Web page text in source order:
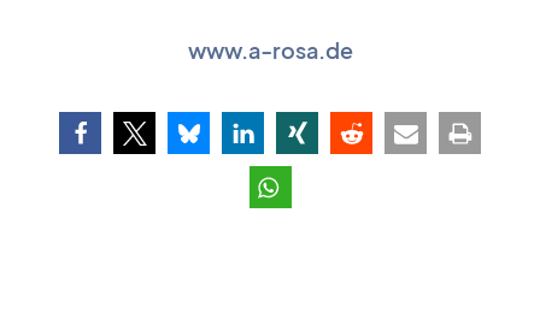
www.a‑rosa.de